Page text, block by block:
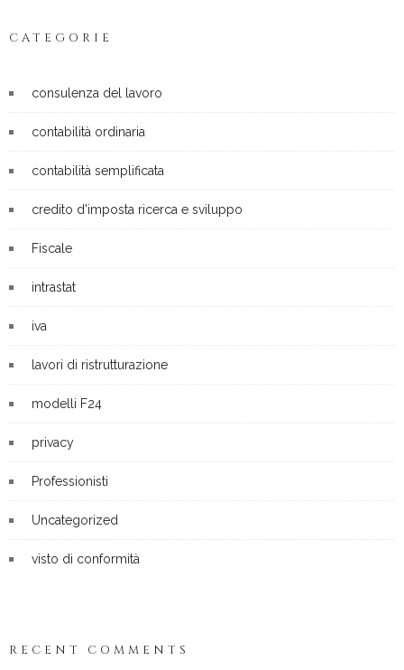
CATEGORIE
consulenza del lavoro
contabilità ordinaria
contabilità semplificata
credito d'imposta ricerca e sviluppo
Fiscale
intrastat
iva
lavori di ristrutturazione
modelli F24
privacy
Professionisti
Uncategorized
visto di conformità
RECENT COMMENTS